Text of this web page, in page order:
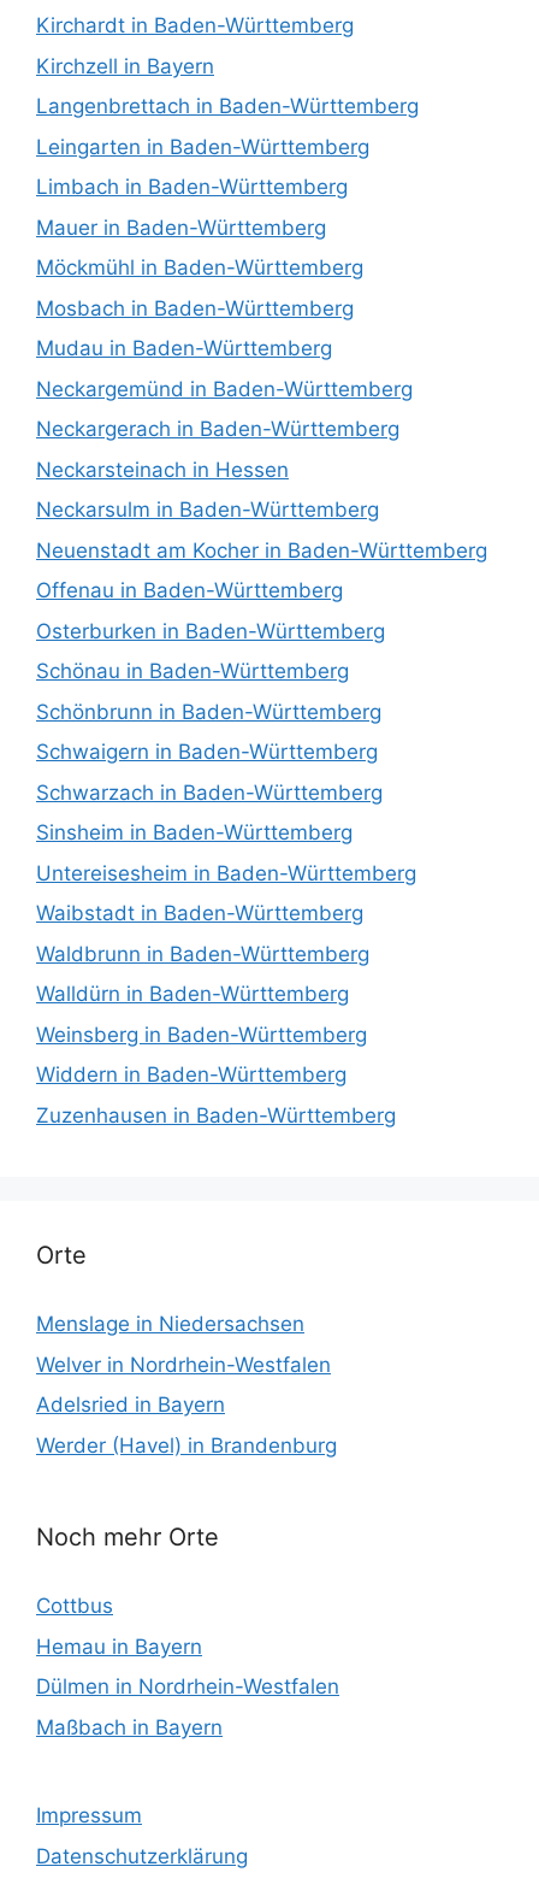
Kirchardt in Baden-Württemberg
Kirchzell in Bayern
Langenbrettach in Baden-Württemberg
Leingarten in Baden-Württemberg
Limbach in Baden-Württemberg
Mauer in Baden-Württemberg
Möckmühl in Baden-Württemberg
Mosbach in Baden-Württemberg
Mudau in Baden-Württemberg
Neckargemünd in Baden-Württemberg
Neckargerach in Baden-Württemberg
Neckarsteinach in Hessen
Neckarsulm in Baden-Württemberg
Neuenstadt am Kocher in Baden-Württemberg
Offenau in Baden-Württemberg
Osterburken in Baden-Württemberg
Schönau in Baden-Württemberg
Schönbrunn in Baden-Württemberg
Schwaigern in Baden-Württemberg
Schwarzach in Baden-Württemberg
Sinsheim in Baden-Württemberg
Untereisesheim in Baden-Württemberg
Waibstadt in Baden-Württemberg
Waldbrunn in Baden-Württemberg
Walldürn in Baden-Württemberg
Weinsberg in Baden-Württemberg
Widdern in Baden-Württemberg
Zuzenhausen in Baden-Württemberg
Orte
Menslage in Niedersachsen
Welver in Nordrhein-Westfalen
Adelsried in Bayern
Werder (Havel) in Brandenburg
Noch mehr Orte
Cottbus
Hemau in Bayern
Dülmen in Nordrhein-Westfalen
Maßbach in Bayern
Impressum
Datenschutzerklärung